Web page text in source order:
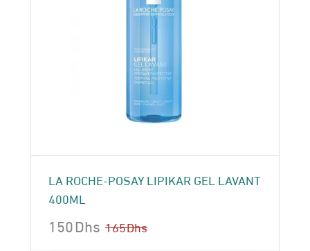
LA ROCHE-POSAY LIPIKAR GEL LAVANT
400ML
165Dhs
150Dhs